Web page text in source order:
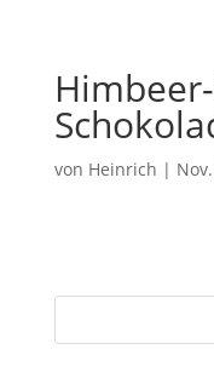
von Heinrich |